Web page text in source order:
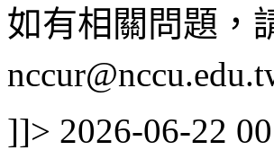
如有相關問題，
]]> 2026-06-22